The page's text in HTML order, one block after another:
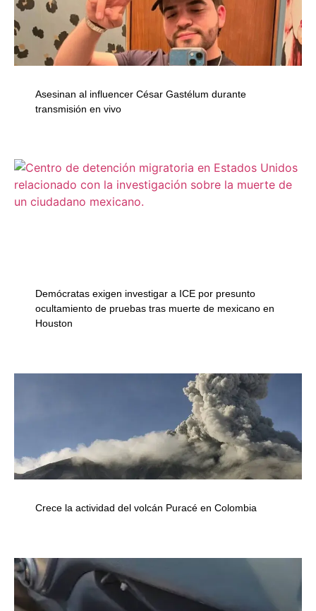
Asesinan al influencer César Gastélum durante
transmisión en vivo
Demócratas exigen investigar a ICE por presunto
ocultamiento de pruebas tras muerte de mexicano en
Houston
Crece la actividad del volcán Puracé en Colombia